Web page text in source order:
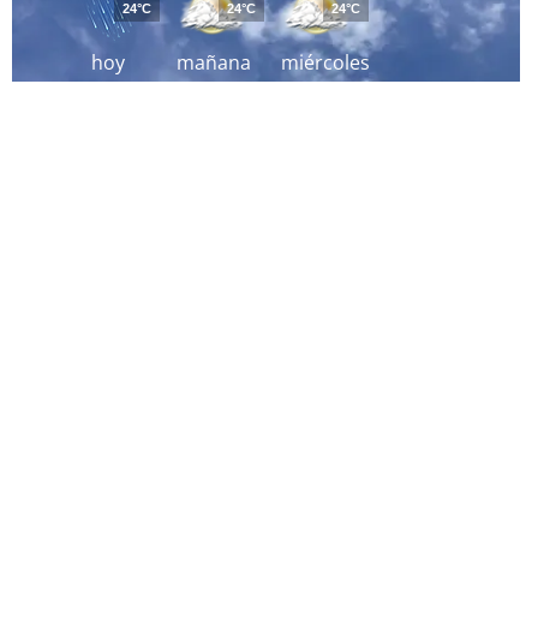
hoy
24°C
mañana
24°C
miércoles
24°C